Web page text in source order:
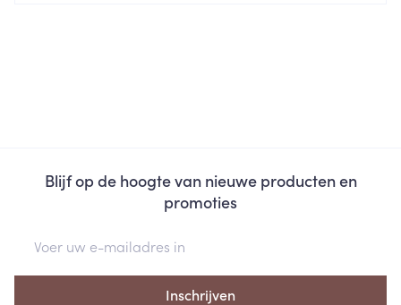
Blijf op de hoogte van nieuwe producten en
promoties
Inschrijven